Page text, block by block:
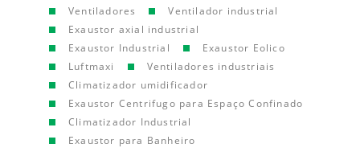
Ventiladores
Ventilador industrial
Exaustor axial industrial
Exaustor Industrial
Exaustor Eolico
Luftmaxi
Ventiladores industriais
Climatizador umidificador
Exaustor Centrifugo para Espaço Confinado
Climatizador Industrial
Exaustor para Banheiro